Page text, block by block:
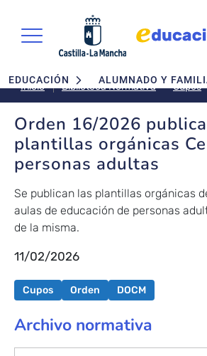
Navegación principal
EDUCACIÓN ALUMNADO Y
Inicio Biblioteca Normativa Cupos
Orden 16/2026
plantillas orgánicas
personas adultas
Se publican las plantillas orgánicas
aulas de educación de personas
de la misma.
11/02/2026
Cupos Orden DOCM
Archivo normativa